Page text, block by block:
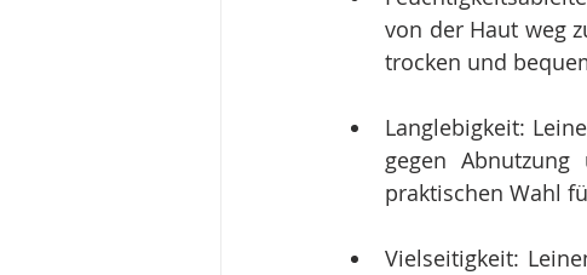
von der Haut weg
trocken und
Langlebigkeit:
gegen
praktischen Wahl
Vielseitigkeit: